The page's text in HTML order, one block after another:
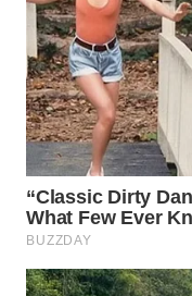
WAHANA
OTOMOTIF
WAHANA
HEALTH
WAHANA
DESA
WISATA
LAPAK